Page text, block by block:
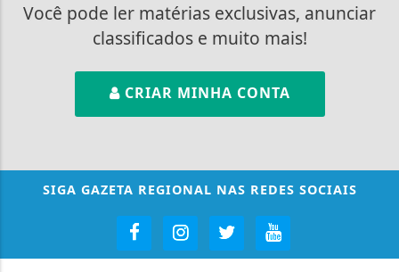
Você pode ler matérias exclusivas, anunciar
classificados e muito mais!
CRIAR MINHA CONTA
SIGA GAZETA REGIONAL NAS REDES SOCIAIS